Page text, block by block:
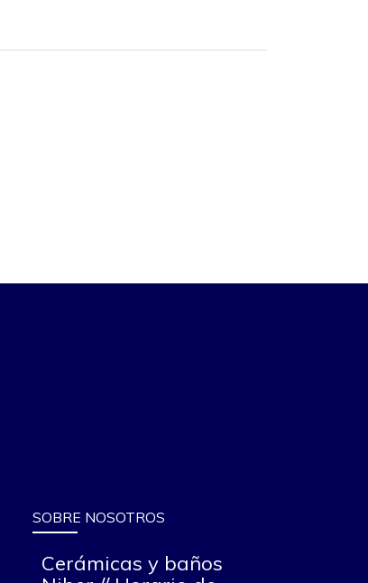
SOBRE NOSOTROS
Cerámicas y baños